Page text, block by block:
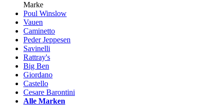
Marke
Poul Winslow
Vauen
Caminetto
Peder Jeppesen
Savinelli
Rattray's
Big Ben
Giordano
Castello
Cesare Barontini
Alle Marken